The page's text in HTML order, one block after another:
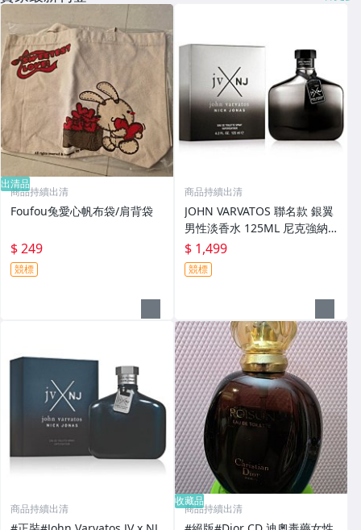
出清品
商品持續出清
Foufou兔愛心帆布袋/肩背袋
$ 249
競標
商品持續出清
JOHN VARVATOS 聯名款 銀翼
男性淡香水 125ML 尼克強納
斯聯名
$ 1,499
競標
商品持續出清
收藏品
商品持續出清